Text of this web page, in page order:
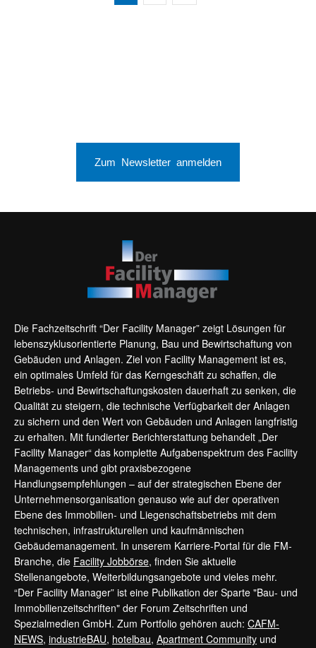
Zum Newsletter anmelden
Die Fachzeitschrift “Der Facility Manager” zeigt Lösungen für
lebenszyklusorientierte Planung, Bau und Bewirtschaftung von
Gebäuden und Anlagen. Ziel von Facility Management ist es,
ein optimales Umfeld für das Kerngeschäft zu schaffen, die
Betriebs- und Bewirtschaftungskosten dauerhaft zu senken, die
Qualität zu steigern, die technische Verfügbarkeit der Anlagen
zu sichern und den Wert von Gebäuden und Anlagen langfristig
zu erhalten. Mit fundierter Berichterstattung behandelt „Der
Facility Manager“ das komplette Aufgabenspektrum des Facility
Managements und gibt praxisbezogene
Handlungsempfehlungen – auf der strategischen Ebene der
Unternehmensorganisation genauso wie auf der operativen
Ebene des Immobilien- und Liegenschaftsbetriebs mit dem
technischen, infrastrukturellen und kaufmännischen
Gebäudemanagement. In unserem Karriere-Portal für die FM-
Branche, die Facility Jobbörse, finden Sie aktuelle
Stellenangebote, Weiterbildungsangebote und vieles mehr.
“Der Facility Manager” ist eine Publikation der Sparte "Bau- und
Immobilienzeitschriften" der Forum Zeitschriften und
Spezialmedien GmbH. Zum Portfolio gehören auch: CAFM-
NEWS, industrieBAU, hotelbau, Apartment Community und